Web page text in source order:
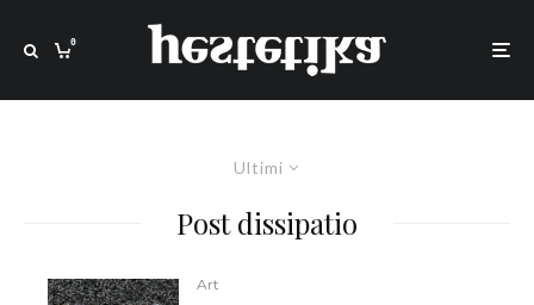
0
Ultimi
Post dissipatio
Art